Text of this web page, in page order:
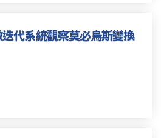
代系統觀察莫必烏斯變換